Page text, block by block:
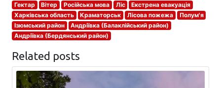
Гектар
Вітер Російська мова Ліс
Екстрена евакуація
Харківська область
Краматорськ Лісова пожежа
Полум'я
Ізюмський район
Андріївка (Балаклійський район)
Андріївка (Бердянський район)
Related posts